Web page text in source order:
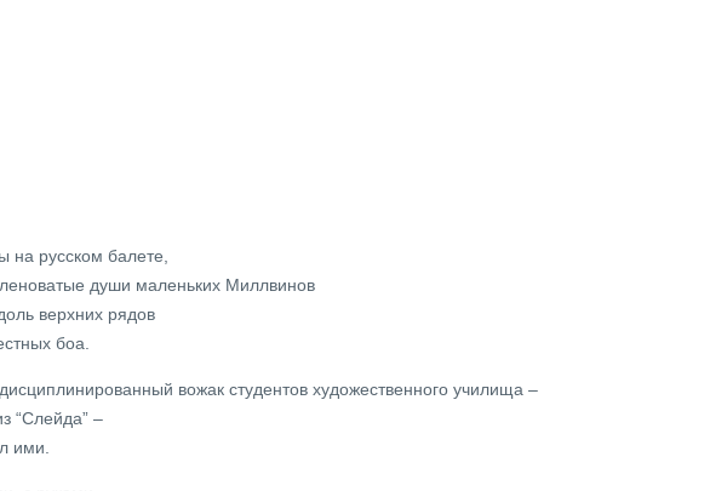
русском балете,
души маленьких Миллвинов
верхних рядов
боа.
вожак студентов художественного училища –
“Слейда” –
ими.